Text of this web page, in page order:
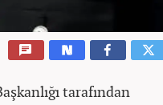
tarafından